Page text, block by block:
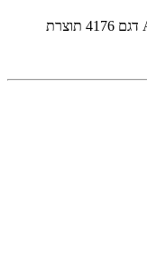
פרקט למינציה סוויס קרונו ADVANCED דגם 4176 תוצרת